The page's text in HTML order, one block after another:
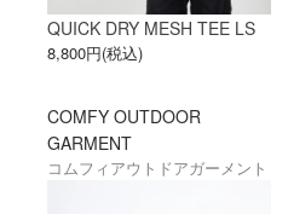
QUICK DRY MESH TEE LS
8,800円(税込)
COMFY OUTDOOR
GARMENT
コムフィアウトドアガーメント